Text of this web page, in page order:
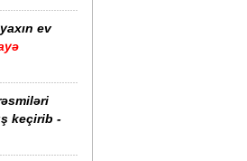
ev
keçirib -